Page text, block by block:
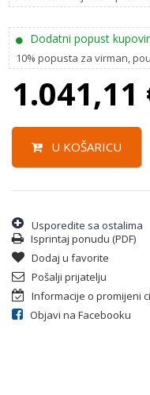
Dodatni popust
10% popusta za virman,
1.041,11
U KOŠARICU
Usporedite sa ostalima
Isprintaj ponudu (PDF)
Dodaj u favorite
Pošalji prijatelju
Informacije o promijeni
Objavi na Facebooku